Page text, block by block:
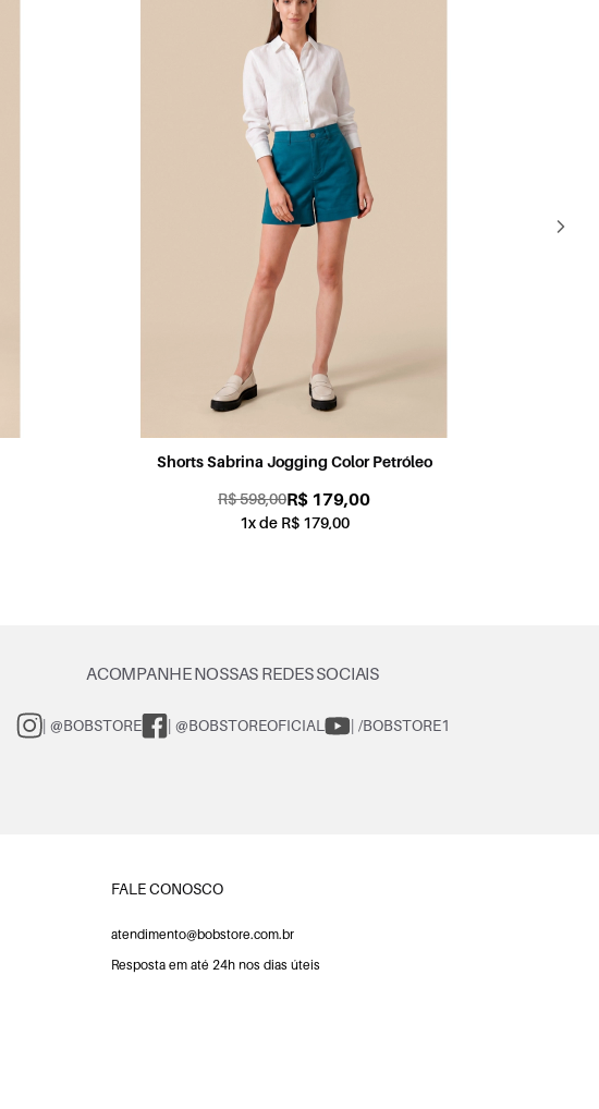
Shorts Sabrina Jogging Color Petróleo
R$ 598,00R$ 179,00
1x de R$ 179,00
ACOMPANHE NOSSAS REDES SOCIAIS
| @BOBSTORE | @BOBSTOREOFICIAL | /BOBSTORE1
FALE CONOSCO
atendimento@bobstore.com.br
Resposta em até 24h nos dias úteis